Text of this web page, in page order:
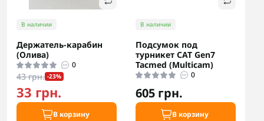
В наличии
Держатель-карабин
(Олива)
0
43 грн. -23%
33 грн.
В корзину
В наличии
Подсумок под
турникет CAT Gen7
Tacmed (Multicam)
0
605 грн.
В корзину